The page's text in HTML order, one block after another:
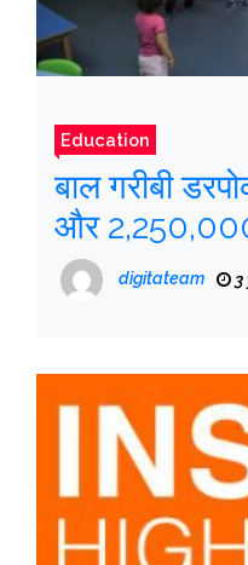
Education
बाल गरीबी
और
पहुंचती हैdigitateam